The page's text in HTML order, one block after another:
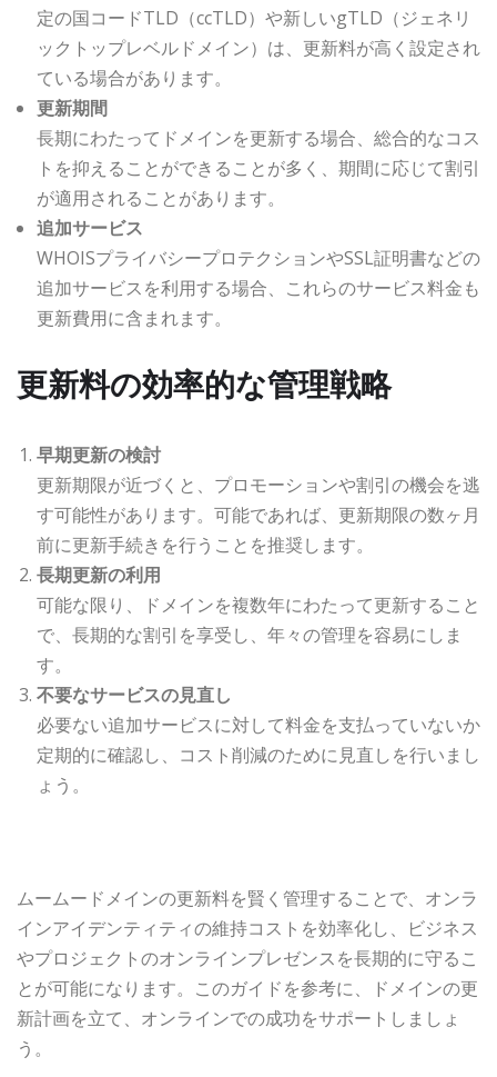
定の国コードTLD（ccTLD）や新しいgTLD（ジェネリ
ックトップレベルドメイン）は、更新料が高く設定され
ている場合があります。
更新期間
長期にわたってドメインを更新する場合、総合的なコス
トを抑えることができることが多く、期間に応じて割引
が適用されることがあります。
追加サービス
WHOISプライバシープロテクションやSSL証明書などの
追加サービスを利用する場合、これらのサービス料金も
更新費用に含まれます。
更新料の効率的な管理戦略
早期更新の検討
更新期限が近づくと、プロモーションや割引の機会を逃
す可能性があります。可能であれば、更新期限の数ヶ月
前に更新手続きを行うことを推奨します。
長期更新の利用
可能な限り、ドメインを複数年にわたって更新すること
で、長期的な割引を享受し、年々の管理を容易にしま
す。
不要なサービスの見直し
必要ない追加サービスに対して料金を支払っていないか
定期的に確認し、コスト削減のために見直しを行いまし
ょう。
ムームードメインの更新料を賢く管理することで、オンラ
インアイデンティティの維持コストを効率化し、ビジネス
やプロジェクトのオンラインプレゼンスを長期的に守るこ
とが可能になります。このガイドを参考に、ドメインの更
新計画を立て、オンラインでの成功をサポートしましょ
う。